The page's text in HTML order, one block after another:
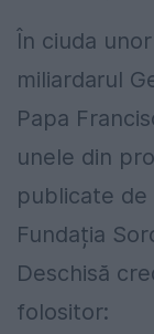
În ciuda
miliardarul
Papa
unele din
publicate de
Fundația
Deschisă
folositor: